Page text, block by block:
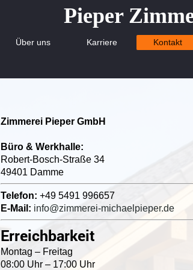
Pieper
Über uns Karriere Kontakt
Zimmerei Pieper GmbH
Büro & Werkhalle:
Robert-Bosch-Straße 34
49401 Damme
Telefon: +49 5491 996657
E-Mail: info@zimmerei-michaelpieper.de
Erreichbarkeit
Montag – Freitag
08:00 Uhr – 17:00 Uhr